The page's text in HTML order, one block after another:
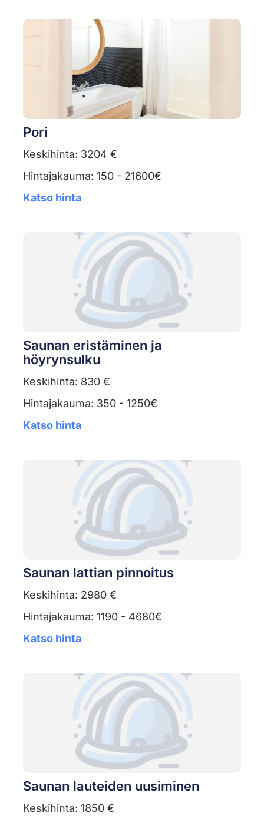
Pori
Keskihinta: 3204 €
Hintajakauma: 150 - 21600€
Katso hinta
Saunan eristäminen ja
höyrynsulku
Keskihinta: 830 €
Hintajakauma: 350 - 1250€
Katso hinta
Saunan lattian pinnoitus
Keskihinta: 2980 €
Hintajakauma: 1190 - 4680€
Katso hinta
Saunan lauteiden uusiminen
Keskihinta: 1850 €